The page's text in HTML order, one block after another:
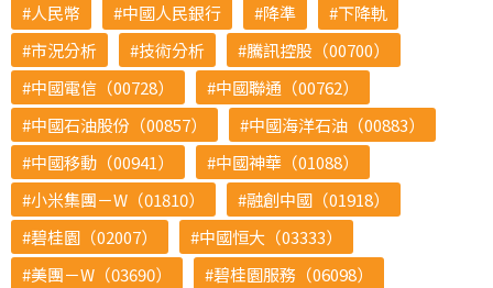
人民幣
中國人民銀行 降準
下降軌
市況分析
技術分析
騰訊控股（00700）
中國電信（00728）
中國聯通（00762）
中國石油股份（00857）
中國海洋石油（00883）
中國移動（00941）
中國神華（01088）
小米集團－W（01810）
融創中國（01918）
碧桂園（02007）
中國恒大（03333）
美團－W（03690）
碧桂園服務（06098）